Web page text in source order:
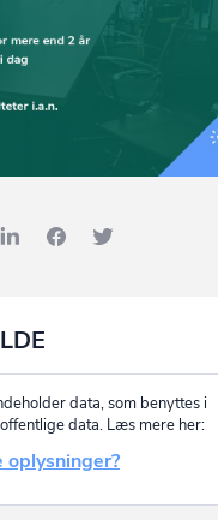
data, som benyttes i
data. Læs mere her:
oplysninger?